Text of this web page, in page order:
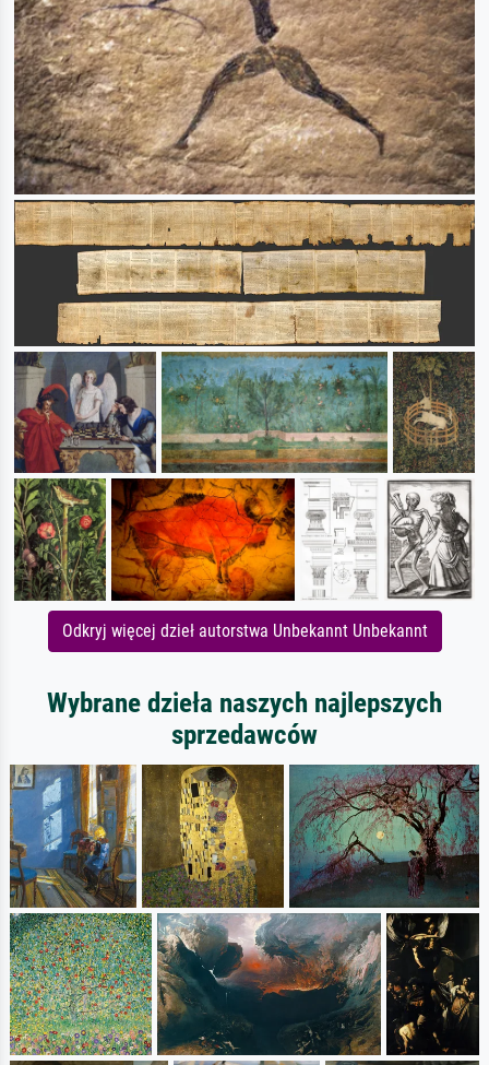
Odkryj więcej dzieł autorstwa Unbekannt Unbekannt
Wybrane dzieła naszych najlepszych
sprzedawców